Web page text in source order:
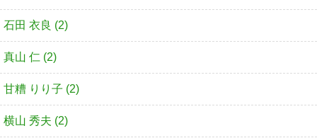
石田 衣良 (2)
真山 仁 (2)
甘糟 りり子 (2)
横山 秀夫 (2)